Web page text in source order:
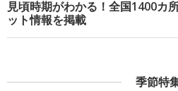
見頃時期がわかる！全国1400カ
ット情報を掲載
季節特